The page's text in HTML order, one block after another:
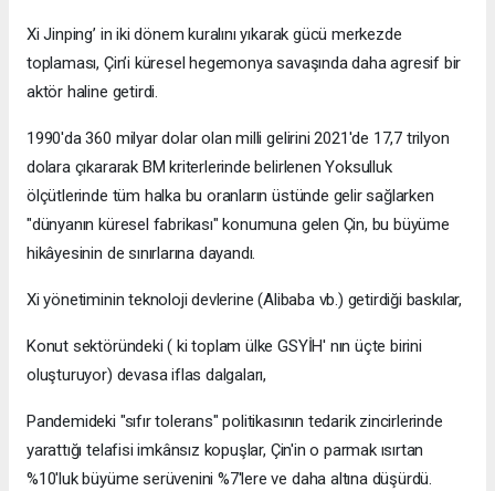
Xi Jinping’ in iki dönem kuralını yıkarak gücü merkezde
toplaması, Çin’i küresel hegemonya savaşında daha agresif bir
aktör haline getirdi.
1990'da 360 milyar dolar olan milli gelirini 2021'de 17,7 trilyon
dolara çıkararak BM kriterlerinde belirlenen Yoksulluk
ölçütlerinde tüm halka bu oranların üstünde gelir sağlarken
"dünyanın küresel fabrikası" konumuna gelen Çin, bu büyüme
hikâyesinin de sınırlarına dayandı.
Xi yönetiminin teknoloji devlerine (Alibaba vb.) getirdiği baskılar,
Konut sektöründeki ( ki toplam ülke GSYİH' nın üçte birini
oluşturuyor) devasa iflas dalgaları,
Pandemideki "sıfır tolerans" politikasının tedarik zincirlerinde
yarattığı telafisi imkânsız kopuşlar, Çin'in o parmak ısırtan
%10'luk büyüme serüvenini %7'lere ve daha altına düşürdü.